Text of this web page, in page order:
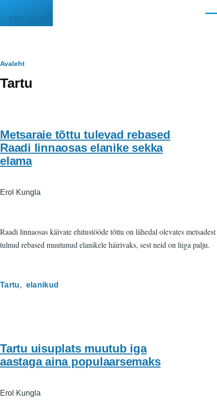
PEEGEL
Leivapuru
Avaleht
Tartu
Metsaraie tõttu tulevad rebased
Raadi linnaosas elanike sekka
elama
Erol Kungla
Raadi linnaosas käivate ehitustööde tõttu on lähedal olevates metsadest
tulnud rebased muutunud elanikele häirivaks, sest neid on liiga palju.
Tartu elanikud
Tartu uisuplats muutub iga
aastaga aina populaarsemaks
Erol Kungla